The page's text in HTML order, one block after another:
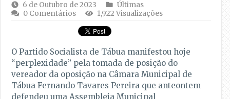
6 de Outubro de 2023
Últimas
0 Comentários
1,922 Visualizações
O Partido Socialista de Tábua manifestou hoje
“perplexidade” pela tomada de posição do
vereador da oposição na Câmara Municipal de
Tábua Fernando Tavares Pereira que anteontem
defendeu uma Assembleia Municipal